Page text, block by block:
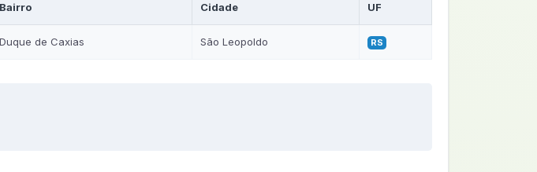
Bairro Cidade UF
Duque de Caxias São Leopoldo RS